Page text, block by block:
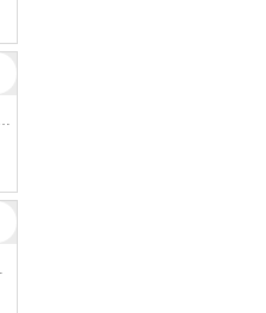
КОРАЛЛЫ